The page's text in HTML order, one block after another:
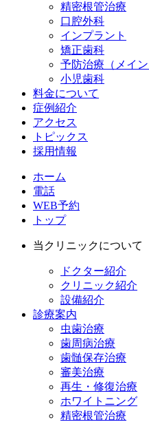
精密根管治療
口腔外科
インプラント
矯正歯科
予防治療（メイン
小児歯科
料金について
症例紹介
アクセス
トピックス
採用情報
ホーム
電話
WEB予約
トップ
当クリニックについて
ドクター紹介
クリニック紹介
設備紹介
診療案内
虫歯治療
歯周病治療
歯髄保存治療
審美治療
再生・修復治療
ホワイトニング
精密根管治療